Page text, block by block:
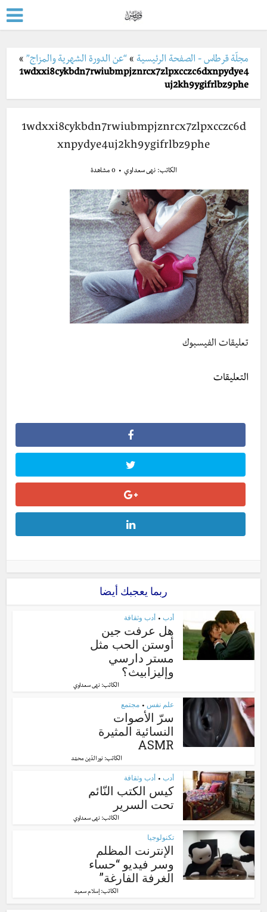
مجلّة قرطاس - الصفحة الرئيسية » “عن الدورة الشهرية والمزاج” »
1wdxxi8cykbdn7rwiubmpjznrcx7zlpxcczc6dxnpydye4
uj2kh9ygifrlbz9phe
1wdxxi8cykbdn7rwiubmpjznrcx7zlpxcczc6d
xnpydye4uj2kh9ygifrlbz9phe
الكاتب:نهى سعداوي 0 مشاهدة
تعليقات الفيسبوك
التعليقات
ربما يعجبك أيضا
أدب • أدب وثقافة
هل عرفت جين
أوستن الحب مثل
مستر دارسي
وإليزابيث؟
الكاتب: نهى سعداوي
علم نفس • مجتمع
سرّ الأصوات
النسائية المثيرة
ASMR
الكاتب:نور الدّين محمّد
أدب • أدب وثقافة
كيس الكتب النّائم
تحت السرير
الكاتب: نهى سعداوي
تكنولوجيا
الإنترنت المظلم
وسر فيديو “حساء
الغرفة الفارغة”
الكاتب: إسلام سعيد